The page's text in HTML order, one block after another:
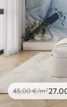
45.00€/m²27